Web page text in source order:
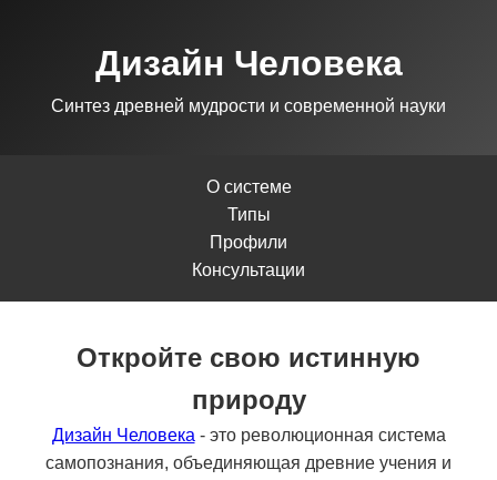
Дизайн Человека
Синтез древней мудрости и современной науки
О системе
Типы
Профили
Консультации
Откройте свою истинную
природу
Дизайн Человека - это революционная система
самопознания, объединяющая древние учения и